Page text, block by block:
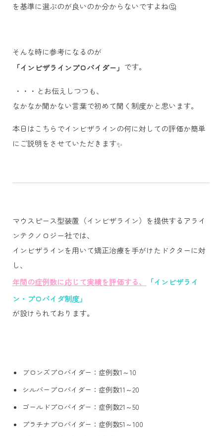
を基準に選ぶのが良いのか分からないですよね🤔
そんな時に参考になるのが
「インビザラインプロバイダー」 です。
・・・とお伝えしつつも、
なかなか聞かない言葉で初めて聞く制度かと思います。
本日はこちらでインビザラインの何に対しての評価か簡単
にご説明をさせていただきます✨
マウスピース型装置（インビザライン）を提供するアライ
ンテクノロジー社では、
インビザラインを用いて矯正治療を手がけたドクターに対
し、
年間の症例数に応じて実績を評価する、
「インビザライ
ン・プロバイダ制度」
が設けられております。
ブロンズプロバイダー：症例数1～10
シルバープロバイダー：症例数11～20
ゴールドプロバイダー：症例数21～50
プラチナプロバイダー：症例数51～100